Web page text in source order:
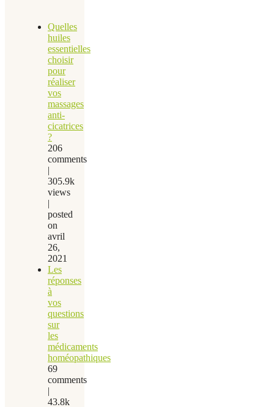
Quelles
huiles
essentielles
choisir
pour
réaliser
vos
massages
anti-
cicatrices
?
206
comments
|
305.9k
views
|
posted
on
avril
26,
2021
Les
réponses
à
vos
questions
sur
les
médicaments
homéopathiques
69
comments
|
43.8k